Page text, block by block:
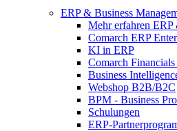
ERP & Business
Mehr erfahren ERP
Comarch ERP
KI in ERP
Comarch
Business
Webshop B2B/B2C
BPM - Business
Schulungen
ERP-